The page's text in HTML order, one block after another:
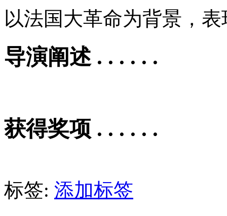
以法国大革命为背景，
导演阐述 . . . . . .
获得奖项 . . . . . .
标签: 添加标签